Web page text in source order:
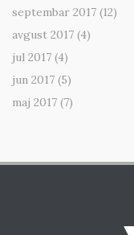
septembar 2017 (12)
avgust 2017 (4)
jul 2017 (4)
jun 2017 (5)
maj 2017 (7)